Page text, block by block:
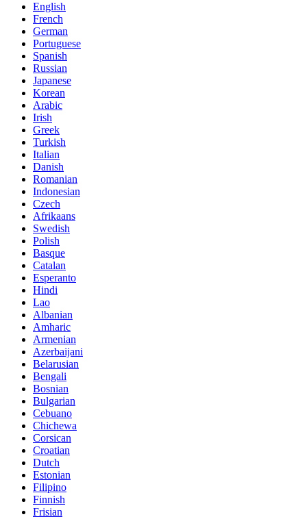
English
French
German
Portuguese
Spanish
Russian
Japanese
Korean
Arabic
Irish
Greek
Turkish
Italian
Danish
Romanian
Indonesian
Czech
Afrikaans
Swedish
Polish
Basque
Catalan
Esperanto
Hindi
Lao
Albanian
Amharic
Armenian
Azerbaijani
Belarusian
Bengali
Bosnian
Bulgarian
Cebuano
Chichewa
Corsican
Croatian
Dutch
Estonian
Filipino
Finnish
Frisian